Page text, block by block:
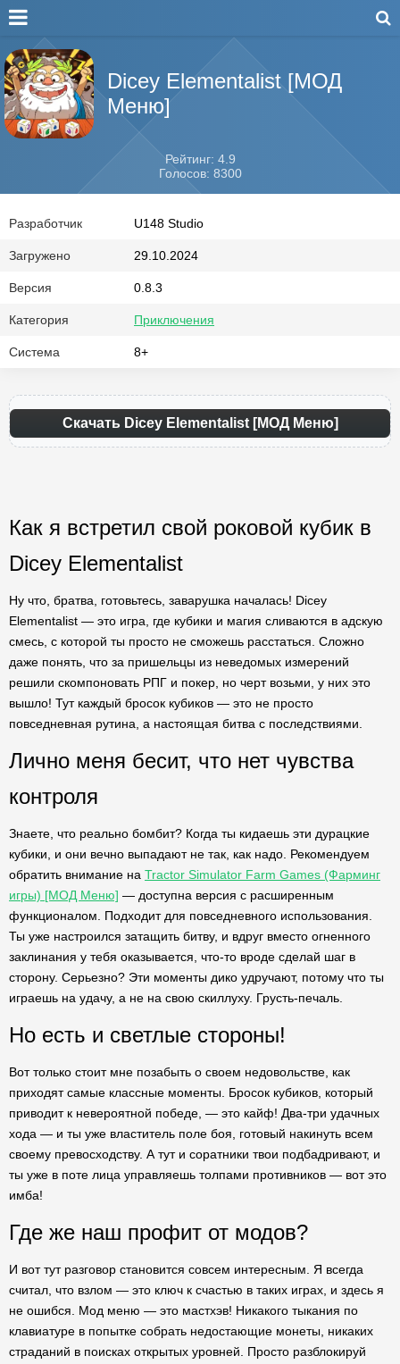
Dicey Elementalist [МОД
Меню]
Рейтинг: 4.9
Голосов: 8300
Разработчик U148 Studio
Загружено 29.10.2024
Версия 0.8.3
Категория Приключения
Система 8+
Скачать Dicey Elementalist [МОД Меню]
Как я встретил свой роковой кубик в
Dicey Elementalist
Ну что, братва, готовьтесь, заварушка началась! Dicey
Elementalist — это игра, где кубики и магия сливаются в адскую
смесь, с которой ты просто не сможешь расстаться. Сложно
даже понять, что за пришельцы из неведомых измерений
решили скомпоновать РПГ и покер, но черт возьми, у них это
вышло! Тут каждый бросок кубиков — это не просто
повседневная рутина, а настоящая битва с последствиями.
Лично меня бесит, что нет чувства
контроля
Знаете, что реально бомбит? Когда ты кидаешь эти дурацкие
кубики, и они вечно выпадают не так, как надо. Рекомендуем
обратить внимание на Tractor Simulator Farm Games (Фарминг
игры) [МОД Меню] — доступна версия с расширенным
функционалом. Подходит для повседневного использования.
Ты уже настроился затащить битву, и вдруг вместо огненного
заклинания у тебя оказывается, что-то вроде сделай шаг в
сторону. Серьезно? Эти моменты дико удручают, потому что ты
играешь на удачу, а не на свою скиллуху. Грусть-печаль.
Но есть и светлые стороны!
Вот только стоит мне позабыть о своем недовольстве, как
приходят самые классные моменты. Бросок кубиков, который
приводит к невероятной победе, — это кайф! Два-три удачных
хода — и ты уже властитель поле боя, готовый накинуть всем
своему превосходству. А тут и соратники твои подбадривают, и
ты уже в поте лица управляешь толпами противников — вот это
имба!
Где же наш профит от модов?
И вот тут разговор становится совсем интересным. Я всегда
считал, что взлом — это ключ к счастью в таких играх, и здесь я
не ошибся. Мод меню — это мастхэв! Никакого тыкания по
клавиатуре в попытке собрать недостающие монеты, никаких
страданий в поисках открытых уровней. Просто разблокируй